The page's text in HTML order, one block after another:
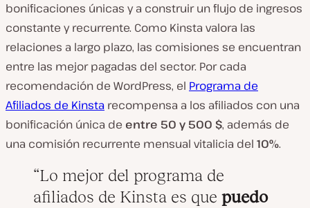
bonificaciones únicas y a construir un flujo de ingresos
constante y recurrente. Como Kinsta valora las
relaciones a largo plazo, las comisiones se encuentran
entre las mejor pagadas del sector. Por cada
recomendación de WordPress, el Programa de
Afiliados de Kinsta recompensa a los afiliados con una
bonificación única de entre 50 y 500 $, además de
una comisión recurrente mensual vitalicia del 10%.
Lo mejor del programa de
afiliados de Kinsta es que puedo